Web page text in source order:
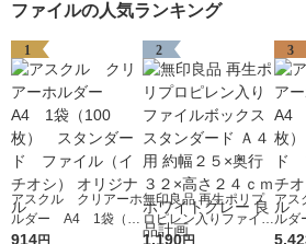
ファイルの人気ランキング
1
アスクル クリアーホ
ルダー A4 1袋（10
0枚） スタンダー
914
2
無印良品 再生ポリプ
ロピレン入りファイル
ボックススタンダード
1,190
3
ア
ル
0枚